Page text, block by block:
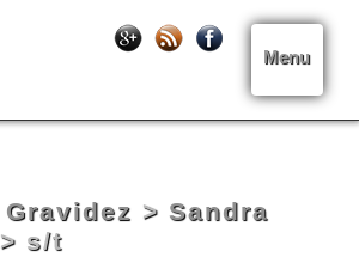
Menu
Gravidez > Sandra
> s/t